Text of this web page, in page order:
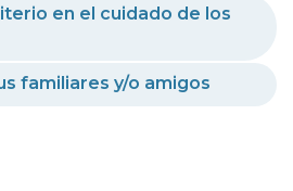
en el cuidado de los
familiares y/o amigos